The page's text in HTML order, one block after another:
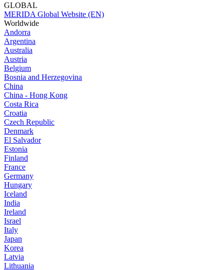
GLOBAL
MERIDA Global Website (EN)
Worldwide
Andorra
Argentina
Australia
Austria
Belgium
Bosnia and Herzegovina
China
China - Hong Kong
Costa Rica
Croatia
Czech Republic
Denmark
El Salvador
Estonia
Finland
France
Germany
Hungary
Iceland
India
Ireland
Israel
Italy
Japan
Korea
Latvia
Lithuania